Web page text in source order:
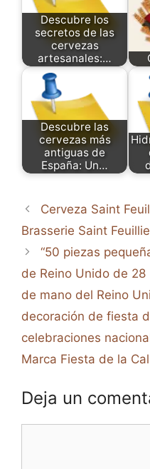
Descubre los
secretos de las
cervezas
artesanales:…
Descubre las
cervezas más
antiguas de
España: Un…
Cerveza Saint
Brasserie Saint
“50 piezas
de Reino Unido de
de mano del Reino
decoración de fiesta
celebraciones
Marca Fiesta de la
Deja un